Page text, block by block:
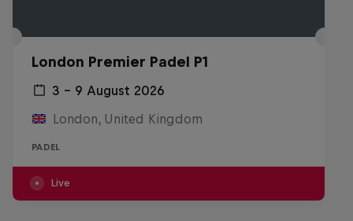
London Premier Padel P1
3 – 9 August 2026
London, United Kingdom
PADEL
Live